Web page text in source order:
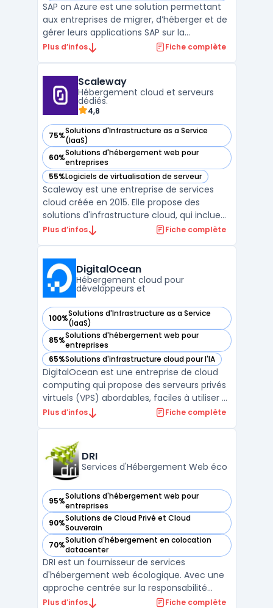
SAP on Azure est une solution permettant
aux entreprises de migrer, d’héberger et de
gérer leurs applications SAP sur la
plateforme Microsoft Azure. Cette offre
cloud Azure, permettant aux organisations
d'optimiser leur ...
Plus d’infos Fiche complète
Scaleway
Hébergement cloud et serveurs
dédiés.
4,8
75%Solutions d'Infrastructure as a Service
(IaaS)
— voir Scaleway dans cette catégorie
60%Solutions d'hébergement web pour
entreprises
— voir Scaleway dans cette catégorie
55%Logiciels de virtualisation de serveur
— voir Scaleway dans cette catégorie
Scaleway est une entreprise de services
cloud créée en 2015. Elle propose des
solutions d'infrastructure cloud, qui incluent
notamment des offres d'hébergement
offre d'instances Bare Metal, qui combine
les avantages de ...
Plus d’infos Fiche complète
DigitalOcean
Hébergement cloud pour
développeurs et
100%Solutions d'Infrastructure as a Service
(IaaS)
— voir DigitalOcean dans cette catégorie
85%Solutions d'hébergement web pour
entreprises
— voir DigitalOcean dans cette catégorie
65%Solutions d'infrastructure cloud pour l'IA
— voir DigitalOcean dans cette catégorie
DigitalOcean est une entreprise de cloud
computing qui propose des serveurs privés
virtuels (VPS) abordables, faciles à utiliser et
rapides. Avec plus de 12 ans d'expérience,
de données et des espaces de stockage. L
...
Plus d’infos Fiche complète
DRI
Services d'Hébergement Web éco
95%Solutions d'hébergement web pour
entreprises
— voir DRI dans cette catégorie
90%Solutions de Cloud Privé et Cloud
Souverain
— voir DRI dans cette catégorie
70%Solution d'hébergement en colocation
datacenter
— voir DRI dans cette catégorie
DRI est un fournisseur de services
d'hébergement web écologique. Avec une
approche centrée sur la responsabilité
environnementale, l'entreprise se
Plus d’infos Fiche complète